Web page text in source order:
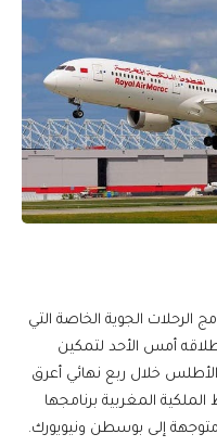
الرحلات الجوية الخاصة التي
أمس الأحد لتمكين
خلال ربع نهائي أعرق
المغربية برنامجها
إلى بوسطن ونيويورك.